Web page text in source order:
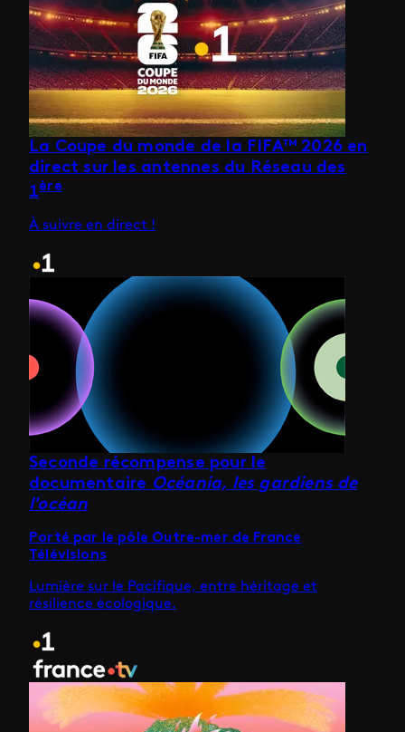
La Coupe du monde de la FIFA™ 2026 en
direct sur les antennes du Réseau des
1ère
À suivre en direct !
Seconde récompense pour le
documentaire Océania, les gardiens de
l'océan
Porté par le pôle Outre-mer de France
Télévisions
Lumière sur le Pacifique, entre héritage et
résilience écologique.